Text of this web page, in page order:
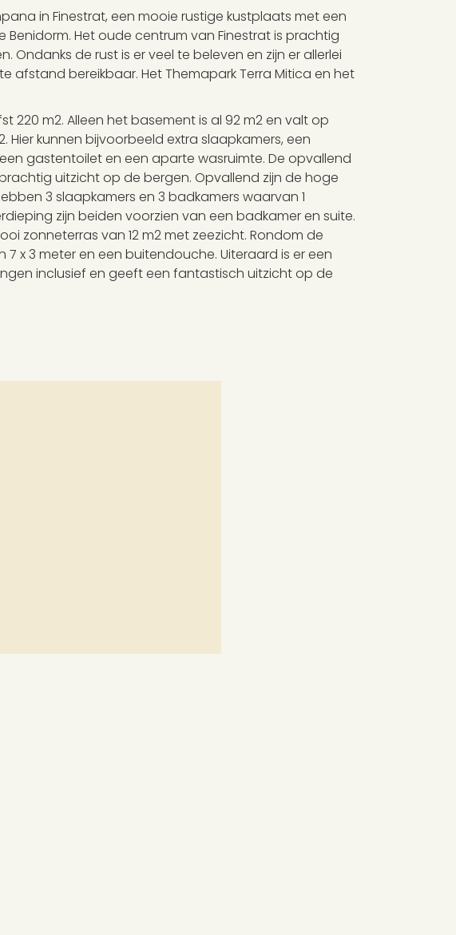
in Finestrat, een mooie rustige kustplaats met een
Het oude centrum van Finestrat is prachtig
Ondanks de rust is er veel te beleven en zijn er allerlei
afstand bereikbaar. Het Themapark Terra Mitica en het
220 m2. Alleen het basement is al 92 m2 en valt op
kunnen bijvoorbeeld extra slaapkamers, een
gastentoilet en een aparte wasruimte. De opvallend
uitzicht op de bergen. Opvallend zijn de hoge
3 slaapkamers en 3 badkamers waarvan 1
zijn beiden voorzien van een badkamer en suite.
zonneterras van 12 m2 met zeezicht. Rondom de
x 3 meter en een buitendouche. Uiteraard is er een
inclusief en geeft een fantastisch uitzicht op de